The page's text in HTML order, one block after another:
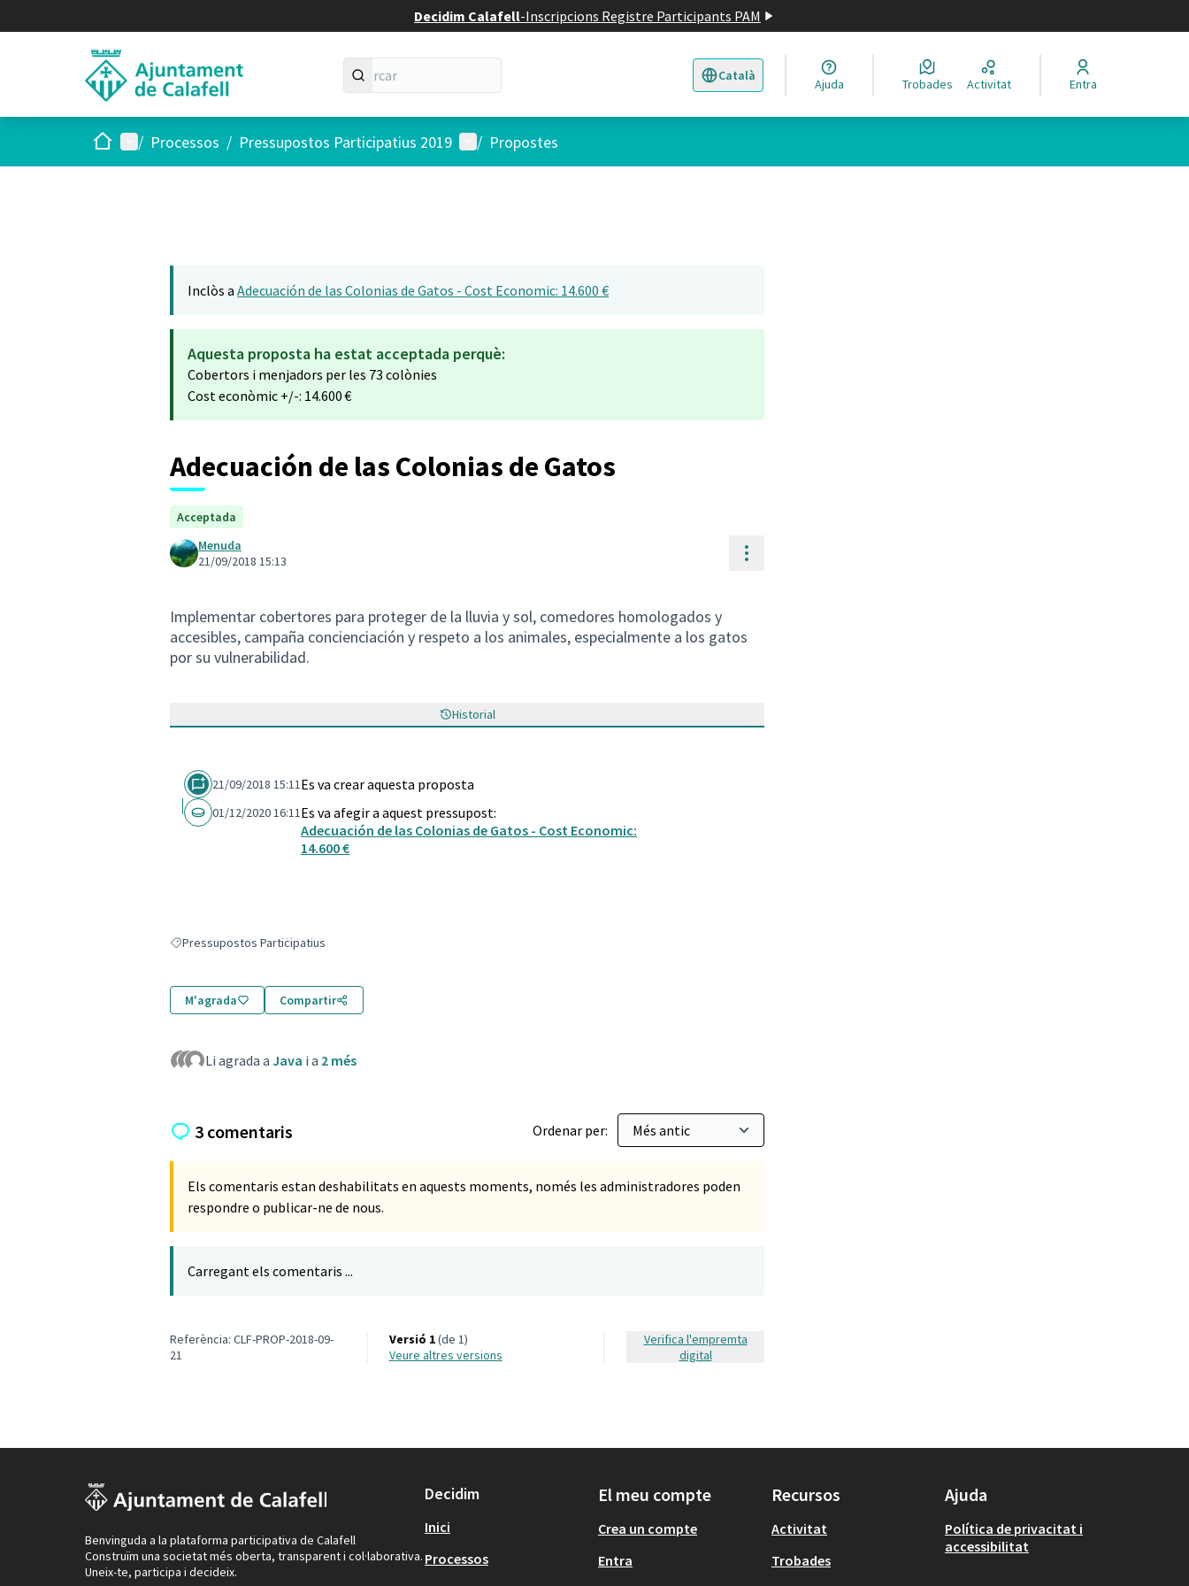
Decidim Calafell-Inscripcions Registre Participants PAM
Català
Triar la llengua Elegir el idioma
Ajuda Trobades Activitat Entra
Inici Menú principal
/ Processos / Pressupostos Participatius 2019 Menú d'usuari
/ Propostes
Inclòs a Adecuación de las Colonias de Gatos - Cost Economic: 14.600 €
Aquesta proposta ha estat acceptada perquè:
Cobertors i menjadors per les 73 colònies
Cost econòmic +/-: 14.600 €
Adecuación de las Colonias de Gatos
Acceptada
Menuda
21/09/2018 15:13
Controls de recursos
Implementar cobertores para proteger de la lluvia y sol, comedores homologados y
accesibles, campaña concienciación y respeto a los animales, especialmente a los gatos
por su vulnerabilidad.
Historial
21/09/2018 15:11Es va crear aquesta proposta
01/12/2020 16:11Es va afegir a aquest pressupost:
Adecuación de las Colonias de Gatos - Cost Economic:
14.600 €
Resultats en filtrar per: Pressupostos Participatius
Pressupostos Participatius
M'agrada Compartir
Li agrada a Java i a 2 més
3 comentaris Ordenar per:
Els comentaris estan deshabilitats en aquests moments, només les administradores poden
respondre o publicar-ne de nous.
Carregant els comentaris ...
Referència: CLF-PROP-2018-09-
21
Versió 1(de 1)
veure altres versions
Verifica l'empremta
digital
Benvinguda a la plataforma participativa de Calafell
Construïm una societat més oberta, transparent i col·laborativa.
Uneix-te, participa i decideix.
Decidim
Inici
Processos
El meu compte
Crea un compte
Entra
Recursos
Activitat
Trobades
Ajuda
Política de privacitat i
accessibilitat